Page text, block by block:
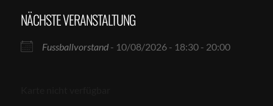
NÄCHSTE VERANSTALTUNG
Fussballvorstand- 10/08/2026 - 18:30 - 20:00